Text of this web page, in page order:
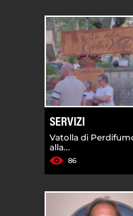
SERVIZI
Vatolla di
alla...
86